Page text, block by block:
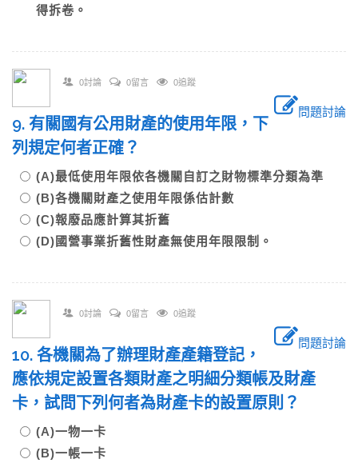
得拆卷。
0討論 0留言 0追蹤
問題討論
9. 有關國有公用財產的使用年限，下
列規定何者正確？
(A)最低使用年限依各機關自訂之財物標準分類為準
(B)各機關財產之使用年限係估計數
(C)報廢品應計算其折舊
(D)國營事業折舊性財產無使用年限限制。
0討論 0留言 0追蹤
問題討論
10. 各機關為了辦理財產產籍登記，
應依規定設置各類財產之明細分類帳及財產
卡，試問下列何者為財產卡的設置原則？
(A)一物一卡
(B)一帳一卡